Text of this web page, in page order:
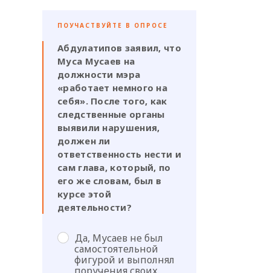
ПОУЧАСТВУЙТЕ В ОПРОСЕ
Абдулатипов заявил, что
Муса Мусаев на
должности мэра
«работает немного на
себя». После того, как
следственные органы
выявили нарушения,
должен ли
ответственность нести и
сам глава, который, по
его же словам, был в
курсе этой
деятельности?
Да, Мусаев не был
самостоятельной
фигурой и выполнял